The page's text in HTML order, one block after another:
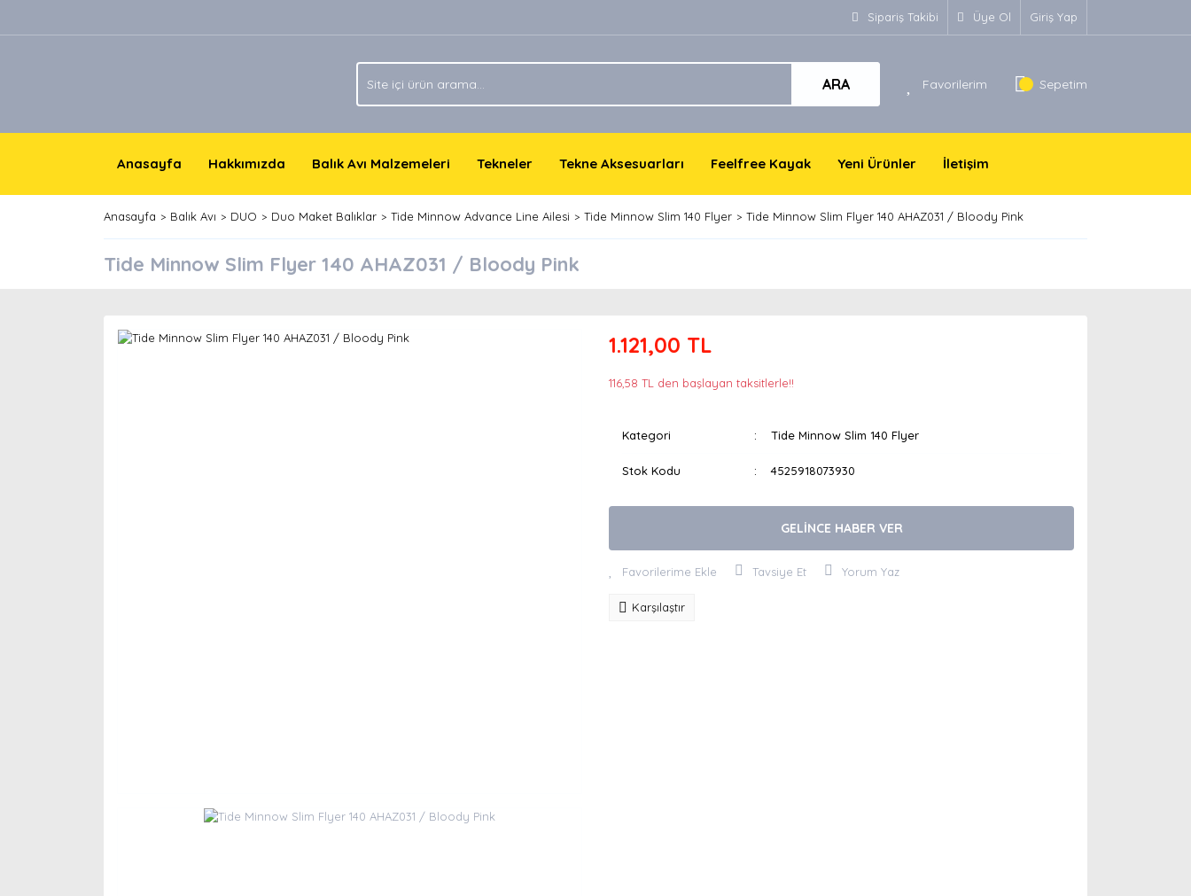
Sipariş Takibi Üye Ol Giriş Yap
ARA Favorilerim Sepetim
Anasayfa Hakkımızda Balık Avı Malzemeleri Tekneler Tekne Aksesuarları Feelfree Kayak Yeni Ürünler İletişim
Anasayfa Balık Avı DUO Duo Maket Balıklar Tide Minnow Advance Line Ailesi Tide Minnow Slim 140 Flyer Tide Minnow Slim Flyer 140 AHAZ031 / Bloody Pink
Tide Minnow Slim Flyer 140 AHAZ031 / Bloody Pink
1.121,00 TL
116,58 TL den başlayan taksitlerle!!
Kategori Tide Minnow Slim 140 Flyer
Stok Kodu 4525918073930
GELİNCE HABER VER
Tavsiye Et Yorum Yaz
Karşılaştır